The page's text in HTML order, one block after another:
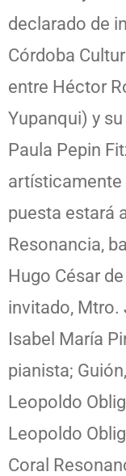
declarado de
Córdoba
entre Héctor
Yupanqui) y
Paula Pepin
artísticamente
puesta estará
Resonancia,
Hugo César
invitado, Mtro.
Isabel María
pianista;
Leopoldo
Leopoldo
Coral